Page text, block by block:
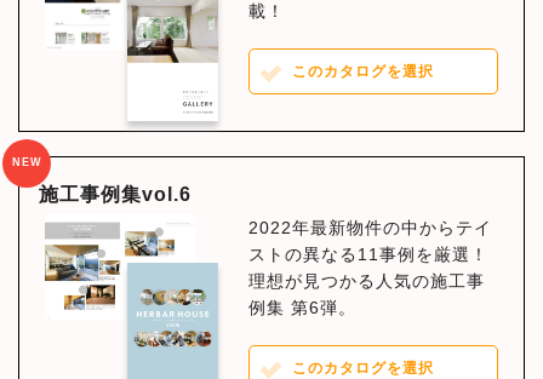
載！
このカタログを選択
NEW
施工事例集vol.6
2022年最新物件の中からテイ
ストの異なる11事例を厳選！
理想が見つかる人気の施工事
例集 第6弾。
このカタログを選択